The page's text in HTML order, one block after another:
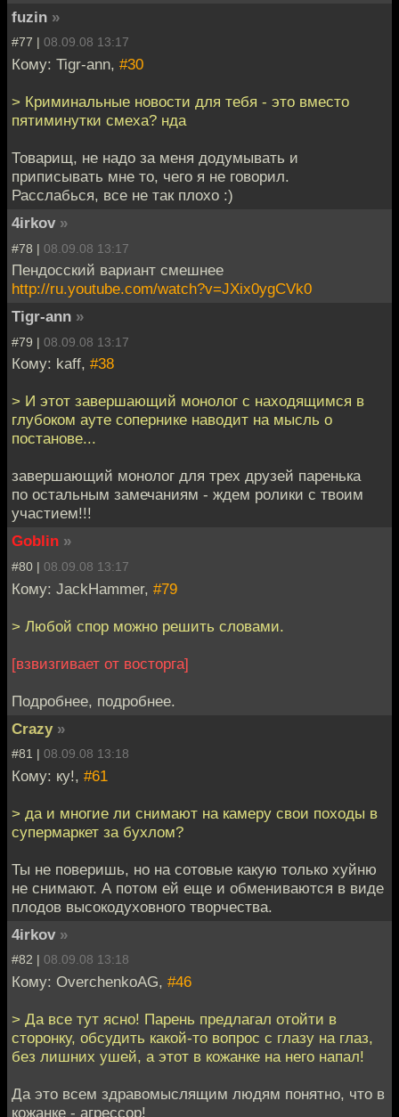
fuzin »
#77 | 08.09.08 13:17
Кому: Tigr-ann, #30
> Криминальные новости для тебя - это вместо
пятиминутки смеха? нда
Товарищ, не надо за меня додумывать и
приписывать мне то, чего я не говорил.
Расслабься, все не так плохо :)
4irkov »
#78 | 08.09.08 13:17
Пендосский вариант смешнее
http://ru.youtube.com/watch?v=JXix0ygCVk0
Tigr-ann »
#79 | 08.09.08 13:17
Кому: kaff, #38
> И этот завершающий монолог с находящимся в
глубоком ауте сопернике наводит на мысль о
постанове...
завершающий монолог для трех друзей паренька
по остальным замечаниям - ждем ролики с твоим
участием!!!
Goblin »
#80 | 08.09.08 13:17
Кому: JackHammer, #79
> Любой спор можно решить словами.
[взвизгивает от восторга]
Подробнее, подробнее.
Crazy »
#81 | 08.09.08 13:18
Кому: ку!, #61
> да и многие ли снимают на камеру свои походы в
супермаркет за бухлом?
Ты не поверишь, но на сотовые какую только хуйню
не снимают. А потом ей еще и обмениваются в виде
плодов высокодуховного творчества.
4irkov »
#82 | 08.09.08 13:18
Кому: OverchenkoAG, #46
> Да все тут ясно! Парень предлагал отойти в
сторонку, обсудить какой-то вопрос с глазу на глаз,
без лишних ушей, а этот в кожанке на него напал!
Да это всем здравомыслящим людям понятно, что в
кожанке - агрессор!